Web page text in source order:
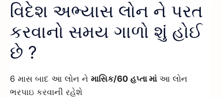
વિદેશ અભ્યાસ લોન ને પરત
કરવાનો સમય ગાળો શું હોઈ
છે ?
6 માસ બાદ આ લોન ને માસિક/60 હપ્તા માંઆ લોન
ભરપાઇ કરવાની રહેશે